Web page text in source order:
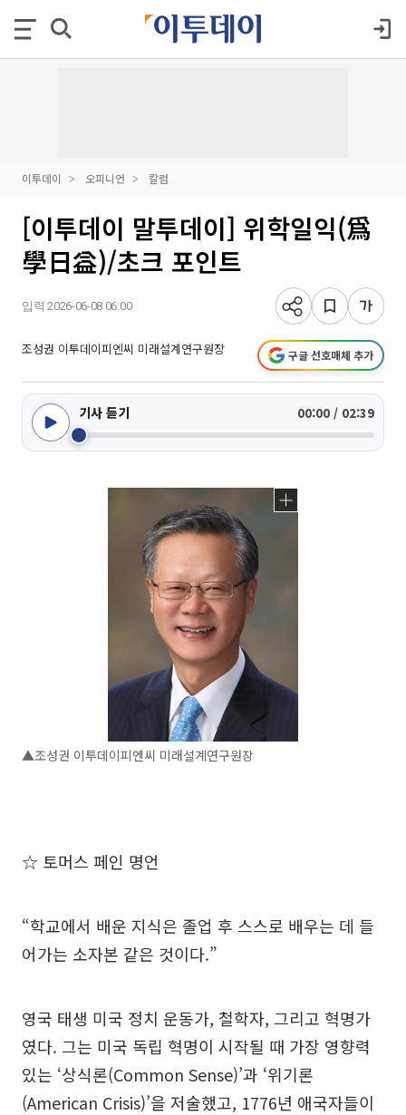
이투데이 오피니언 칼럼
[이투데이 말투데이] 위학일익(爲
學日益)/초크 포인트
입력 2026-06-08 06:00
조성권 이투데이피엔씨 미래설계연구원장 구글 선호매체 추가
기사 듣기 00:00 / 02:39
▲조성권 이투데이피엔씨 미래설계연구원장
☆ 토머스 페인 명언
“학교에서 배운 지식은 졸업 후 스스로 배우는 데 들
어가는 소자본 같은 것이다.”
영국 태생 미국 정치 운동가, 철학자, 그리고 혁명가
였다. 그는 미국 독립 혁명이 시작될 때 가장 영향력
있는 ‘상식론(Common Sense)’과 ‘위기론
(American Crisis)’을 저술했고, 1776년 애국자들이